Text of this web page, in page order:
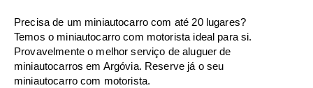
Precisa de um miniautocarro com até 20 lugares?
Temos o miniautocarro com motorista ideal para si.
Provavelmente o melhor serviço de aluguer de
miniautocarros em Argóvia. Reserve já o seu
miniautocarro com motorista.